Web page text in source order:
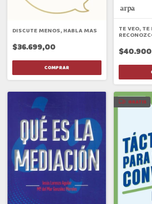
DISCUTE MENOS, HABLA MAS
$36.699,00
TE VEO, TE
GRATIS